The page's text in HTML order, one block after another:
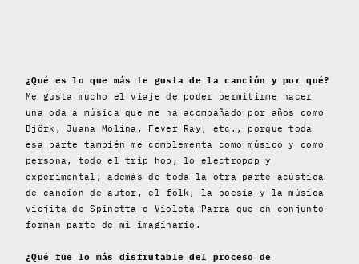
¿Qué es lo que más te gusta de la canción y por qué?
Me gusta mucho el viaje de poder permitirme hacer
una oda a música que me ha acompañado por años como
Björk, Juana Molina, Fever Ray, etc., porque toda
esa parte también me complementa como músico y como
persona, todo el trip hop, lo electropop y
experimental, además de toda la otra parte acústica
de canción de autor, el folk, la poesía y la música
viejita de Spinetta o Violeta Parra que en conjunto
forman parte de mi imaginario.
¿Qué fue lo más disfrutable del proceso de